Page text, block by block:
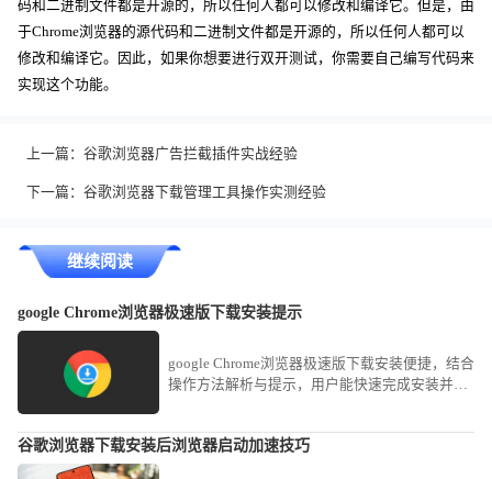
码和二进制文件都是开源的，所以任何人都可以修改和编译它。但是，由
于Chrome浏览器的源代码和二进制文件都是开源的，所以任何人都可以
修改和编译它。因此，如果你想要进行双开测试，你需要自己编写代码来
实现这个功能。
上一篇： 谷歌浏览器广告拦截插件实战经验
下一篇： 谷歌浏览器下载管理工具操作实测经验
继续阅读
google Chrome浏览器极速版下载安装提示
google Chrome浏览器极速版下载安装便捷，结合
操作方法解析与提示，用户能快速完成安装并体
谷歌浏览器下载安装后浏览器启动加速技巧